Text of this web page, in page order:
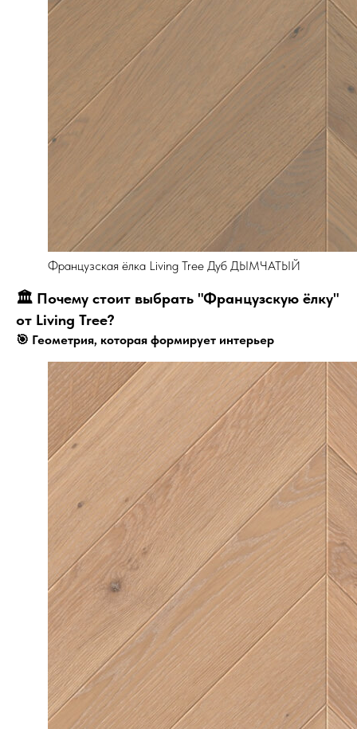
Французская ёлка Living Tree Дуб ДЫМЧАТЫЙ
🏛 Почему стоит выбрать "Французскую ёлку"
от Living Tree?
🎯 Геометрия, которая формирует интерьер